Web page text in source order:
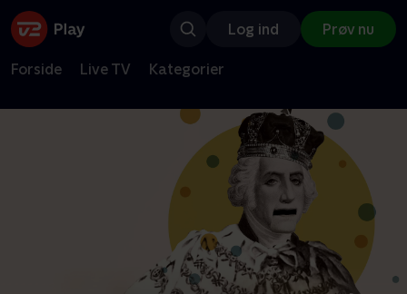
Log ind Prøv nu
Forside Live TV Kategorier